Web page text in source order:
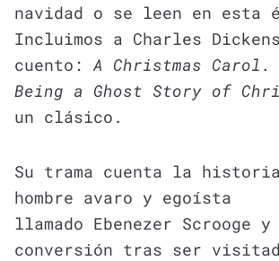
navidad o se leen en esta
Incluimos a Charles
cuento: A Christmas
Being a Ghost Story of
un clásico.
Su trama cuenta la
hombre avaro y egoísta
llamado Ebenezer Scrooge y
conversión tras ser